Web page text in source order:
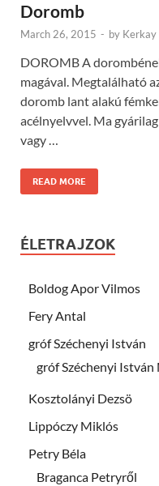
Doromb
March 26, 2015 - by Kerkay
DOROMB A
magával. Megtalálható
doromb lant alakú
acélnyelvvel. Ma
vagy …
READ MORE
ÉLETRAJZOK
Boldog Apor Vilmos
Fery Antal
gróf Széchenyi István
gróf Széchenyi István
Kosztolányi Dezsö
Lippóczy Miklós
Petry Béla
Braganca Petryről